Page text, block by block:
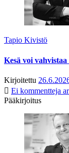
Tapio Kivistö
Kesä voi
Kirjoitettu
Ei kommentteja
Pääkirjoitus